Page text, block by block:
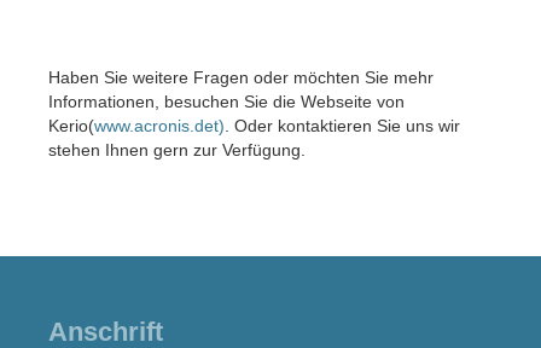
Haben Sie weitere Fragen oder möchten Sie mehr
Informationen, besuchen Sie die Webseite von
Kerio(www.acronis.det) . Oder kontaktieren Sie uns wir
stehen Ihnen gern zur Verfügung.
Anschrift